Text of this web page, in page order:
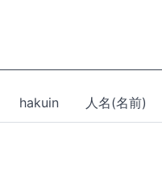
hakuin 人名(名前)